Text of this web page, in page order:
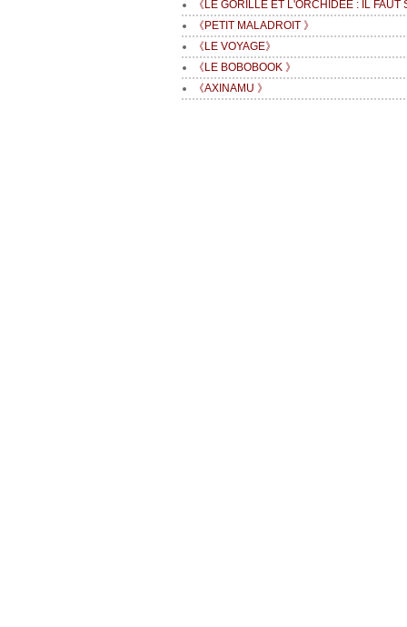
《LE GORILLE ET L'ORCHIDEE : IL
《PETIT MALADROIT 》
《LE VOYAGE》
《LE BOBOBOOK 》
《AXINAMU 》